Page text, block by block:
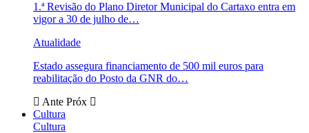
1.ª Revisão do Plano Diretor Municipal do Cartaxo entra em
vigor a 30 de julho de…
Atualidade
Estado assegura financiamento de 500 mil euros para
reabilitação do Posto da GNR do…
Ante Próx
Cultura
Cultura